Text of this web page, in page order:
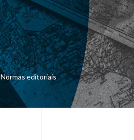
Normas editoriais